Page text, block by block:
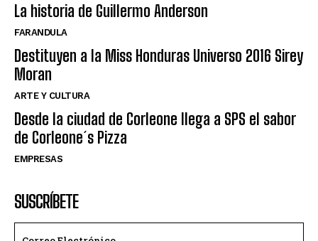
La historia de Guillermo Anderson
FARANDULA
Destituyen a la Miss Honduras Universo 2016 Sirey
Moran
ARTE Y CULTURA
Desde la ciudad de Corleone llega a SPS el sabor
de Corleone´s Pizza
EMPRESAS
SUSCRÍBETE